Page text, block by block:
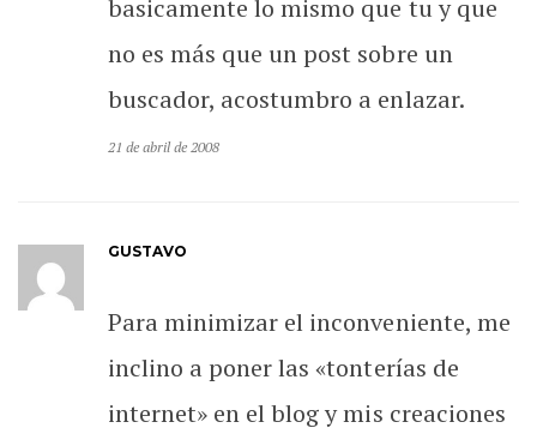
basicamente lo mismo que tu y que
no es más que un post sobre un
buscador, acostumbro a enlazar.
21 de abril de 2008
GUSTAVO
Para minimizar el inconveniente, me
inclino a poner las «tonterías de
internet» en el blog y mis creaciones